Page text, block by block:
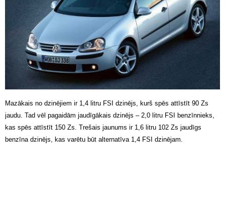
Mazākais no dzinējiem ir 1,4 litru FSI dzinējs, kurš spēs attīstīt 90 Zs
jaudu. Tad vēl pagaidām jaudīgākais dzinējs – 2,0 litru FSI benzīnnieks,
kas spēs attīstīt 150 Zs. Trešais jaunums ir 1,6 litru 102 Zs jaudīgs
benzīna dzinējs, kas varētu būt alternatīva 1,4 FSI dzinējam.